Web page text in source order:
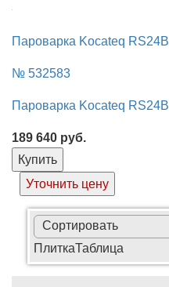
Пароварка Kocateq RS24B
№ 532583
Пароварка Kocateq RS24B
189 640 руб.
Купить
Уточнить цену
Сортировать
ПлиткаТаблица